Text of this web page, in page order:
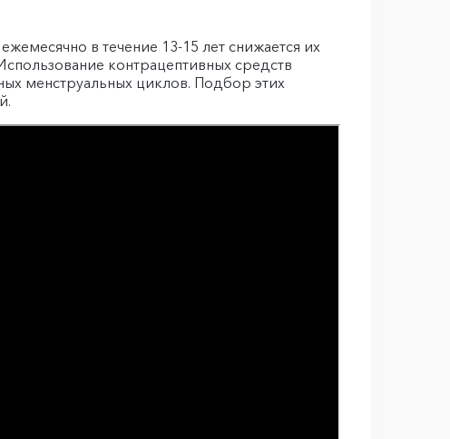
в течение 13-15 лет снижается их
контрацептивных средств
менструальных циклов. Подбор этих